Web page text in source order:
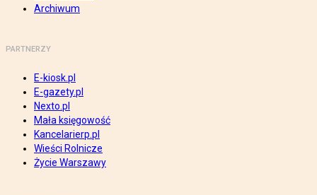
Archiwum
PARTNERZY
E-kiosk.pl
E-gazety.pl
Nexto.pl
Mała księgowość
Kancelarierp.pl
Wieści Rolnicze
Życie Warszawy